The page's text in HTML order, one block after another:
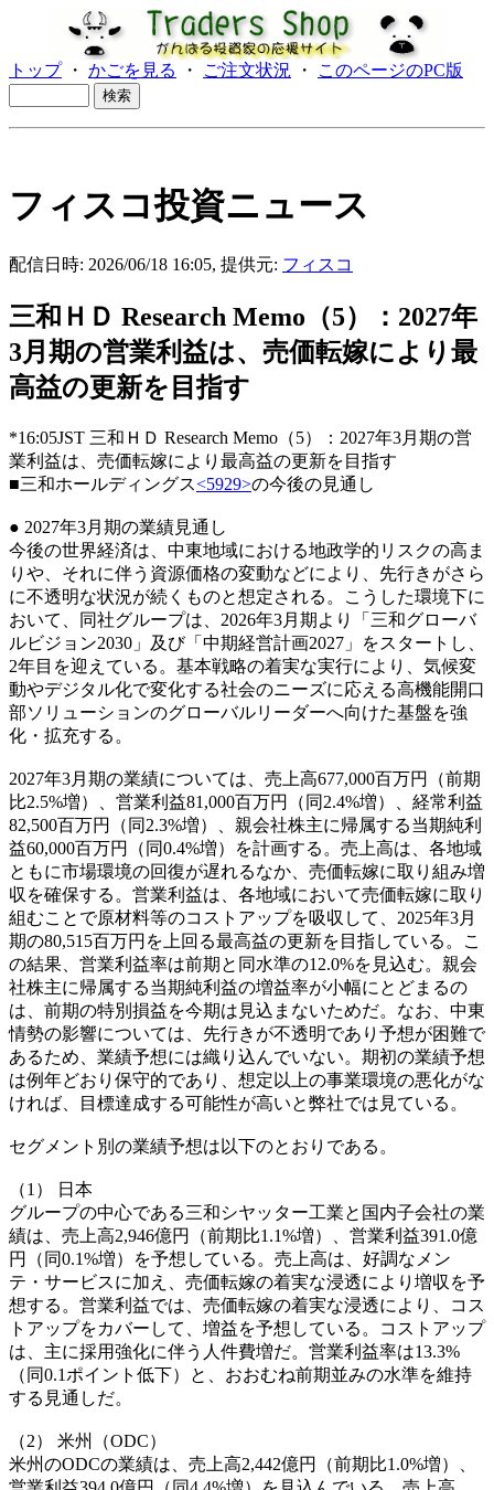
トップ・ かごを見る ・ ご注文状況 ・ このページのPC版
フィスコ投資ニュース
配信日時: 2026/06/18 16:05, 提供元: フィスコ
三和ＨＤ Research Memo（5）：2027年
3月期の営業利益は、売価転嫁により最
高益の更新を目指す
*16:05JST 三和ＨＤ Research Memo（5）：2027年3月期の営
業利益は、売価転嫁により最高益の更新を目指す
■三和ホールディングス<5929>の今後の見通し
● 2027年3月期の業績見通し
今後の世界経済は、中東地域における地政学的リスクの高ま
りや、それに伴う資源価格の変動などにより、先行きがさら
に不透明な状況が続くものと想定される。こうした環境下に
おいて、同社グループは、2026年3月期より「三和グローバ
ルビジョン2030」及び「中期経営計画2027」をスタートし、
2年目を迎えている。基本戦略の着実な実行により、気候変
動やデジタル化で変化する社会のニーズに応える高機能開口
部ソリューションのグローバルリーダーへ向けた基盤を強
化・拡充する。
2027年3月期の業績については、売上高677,000百万円（前期
比2.5%増）、営業利益81,000百万円（同2.4%増）、経常利益
82,500百万円（同2.3%増）、親会社株主に帰属する当期純利
益60,000百万円（同0.4%増）を計画する。売上高は、各地域
ともに市場環境の回復が遅れるなか、売価転嫁に取り組み増
収を確保する。営業利益は、各地域において売価転嫁に取り
組むことで原材料等のコストアップを吸収して、2025年3月
期の80,515百万円を上回る最高益の更新を目指している。こ
の結果、営業利益率は前期と同水準の12.0%を見込む。親会
社株主に帰属する当期純利益の増益率が小幅にとどまるの
は、前期の特別損益を今期は見込まないためだ。なお、中東
情勢の影響については、先行きが不透明であり予想が困難で
あるため、業績予想には織り込んでいない。期初の業績予想
は例年どおり保守的であり、想定以上の事業環境の悪化がな
ければ、目標達成する可能性が高いと弊社では見ている。
セグメント別の業績予想は以下のとおりである。
（1） 日本
グループの中心である三和シヤッター工業と国内子会社の業
績は、売上高2,946億円（前期比1.1%増）、営業利益391.0億
円（同0.1%増）を予想している。売上高は、好調なメン
テ・サービスに加え、売価転嫁の着実な浸透により増収を予
想する。営業利益では、売価転嫁の着実な浸透により、コス
トアップをカバーして、増益を予想している。コストアップ
は、主に採用強化に伴う人件費増だ。営業利益率は13.3%
（同0.1ポイント低下）と、おおむね前期並みの水準を維持
する見通しだ。
（2） 米州（ODC）
米州のODCの業績は、売上高2,442億円（前期比1.0%増）、